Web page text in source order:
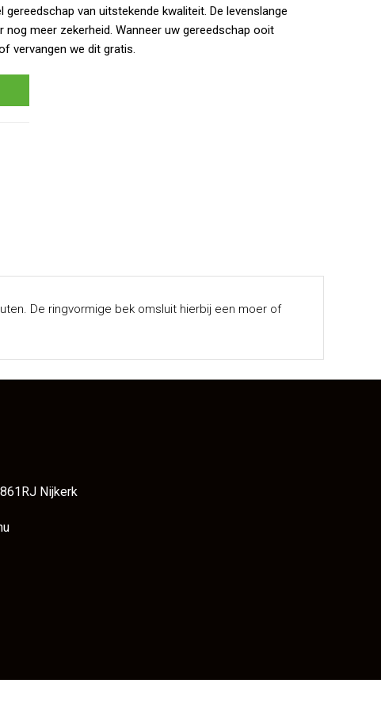
van uitstekende kwaliteit. De levenslange
meer zekerheid. Wanneer uw gereedschap ooit
vervangen we dit gratis.
De ringvormige bek omsluit hierbij een moer of
Nijkerk